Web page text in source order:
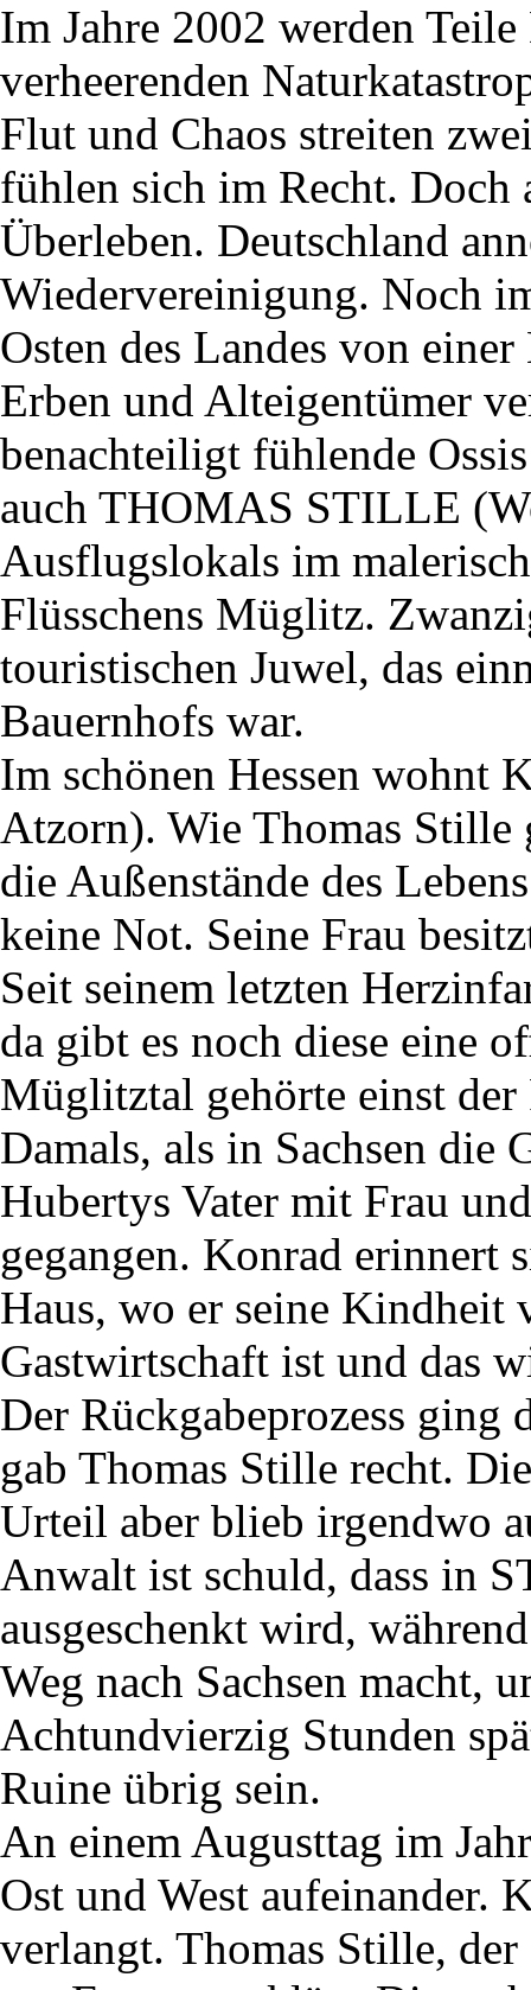
Im Jahre 2002 werden
verheerenden
Flut und Chaos streiten
fühlen sich im Recht. Doch
Überleben. Deutschland
Wiedervereinigung. Noch
Osten des Landes von
Erben und Alteigentümer
benachteiligt fühlende
auch THOMAS STILLE
Ausflugslokals im
Flüsschens Müglitz.
touristischen Juwel, das
Bauernhofs war.
Im schönen Hessen wohnt
Atzorn). Wie Thomas Stille
die Außenstände des
keine Not. Seine Frau
Seit seinem letzten
da gibt es noch diese eine
Müglitztal gehörte einst
Damals, als in Sachsen die
Hubertys Vater mit Frau
gegangen. Konrad erinnert
Haus, wo er seine Kindheit
Gastwirtschaft ist und das
Der Rückgabeprozess ging
gab Thomas Stille recht.
Urteil aber blieb irgendwo
Anwalt ist schuld, dass in
ausgeschenkt wird,
Weg nach Sachsen macht,
Achtundvierzig Stunden
Ruine übrig sein.
An einem Augusttag im
Ost und West aufeinander.
verlangt. Thomas Stille,